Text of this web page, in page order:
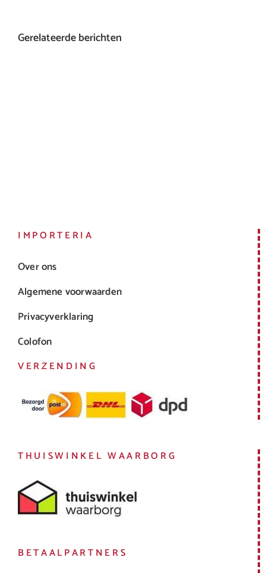
Gerelateerde berichten
IMPORTERIA
Over ons
Algemene voorwaarden
Privacyverklaring
Colofon
VERZENDING
THUISWINKEL WAARBORG
BETAALPARTNERS